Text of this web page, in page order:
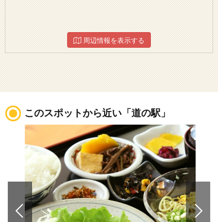
周辺情報を表示する
このスポットから近い「道の駅」